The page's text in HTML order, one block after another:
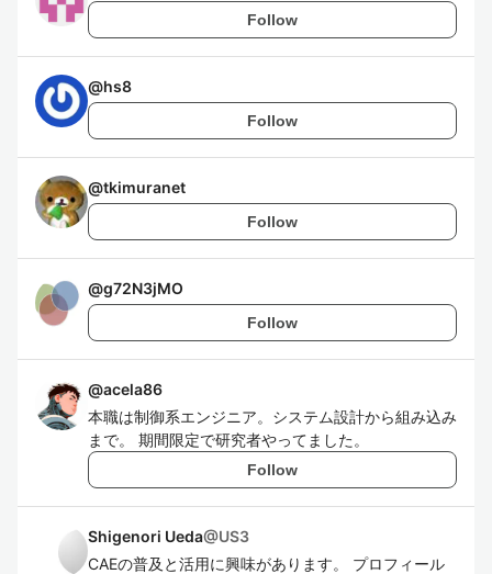
Follow
@hs8
Follow
@tkimuranet
Follow
@g72N3jMO
Follow
@acela86
本職は制御系エンジニア。システム設計から組み込み
まで。 期間限定で研究者やってました。
Follow
Shigenori Ueda@US3
CAEの普及と活用に興味があります。 プロフィール